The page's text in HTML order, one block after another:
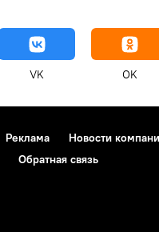
VK OK
Реклама Новости
Обратная связь